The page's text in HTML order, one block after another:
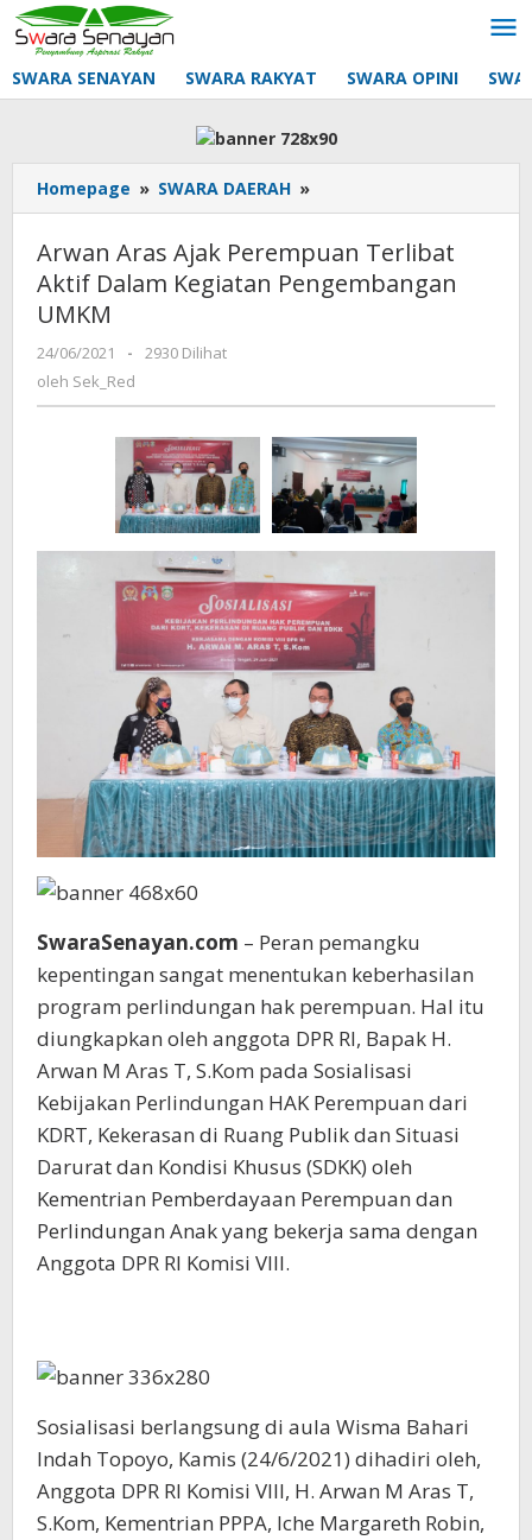
Lewati
ke
konten
SWARA SENAYAN SWARA RAKYAT SWARA OPINI
Homepage » SWARA DAERAH »
Aras
Perempuan
Terlibat
UMKM
Arwan Aras Ajak Perempuan Terlibat
Aktif Dalam Kegiatan Pengembangan
UMKM
24/06/2021
oleh
Sek_Red
-
2930 Dilihat
oleh Sek_Red
SwaraSenayan.com – Peran pemangku
kepentingan sangat menentukan keberhasilan
program perlindungan hak perempuan. Hal itu
diungkapkan oleh anggota DPR RI, Bapak H.
Arwan M Aras T, S.Kom pada Sosialisasi
Kebijakan Perlindungan HAK Perempuan dari
KDRT, Kekerasan di Ruang Publik dan Situasi
Darurat dan Kondisi Khusus (SDKK) oleh
Kementrian Pemberdayaan Perempuan dan
Perlindungan Anak yang bekerja sama dengan
Anggota DPR RI Komisi VIII.
Sosialisasi berlangsung di aula Wisma Bahari
Indah Topoyo, Kamis (24/6/2021) dihadiri oleh,
Anggota DPR RI Komisi VIII, H. Arwan M Aras T,
S.Kom, Kementrian PPPA, Iche Margareth Robin,